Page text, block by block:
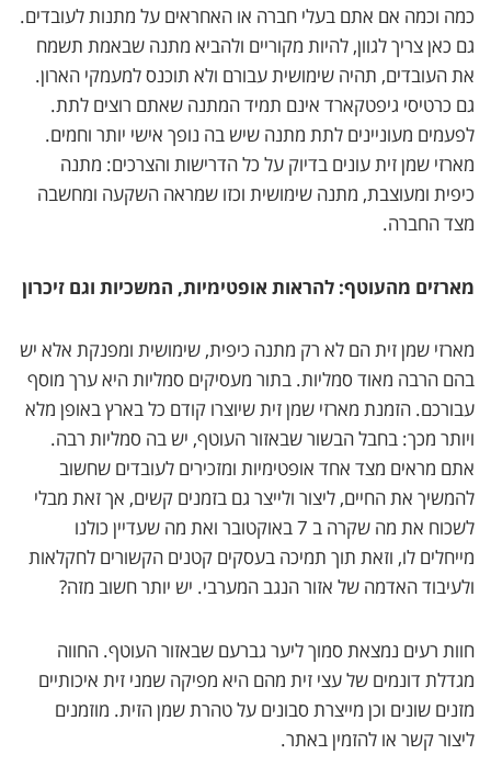
כמה וכמה אם אתם בעלי חברה או האחראים על מתנות לעובדים.
גם כאן צריך לגוון, להיות מקוריים ולהביא מתנה שבאמת תשמח
את העובדים, תהיה שימושית עבורם ולא תוכנס למעמקי הארון.
גם כרטיסי גיפטקארד אינם תמיד המתנה שאתם רוצים לתת.
לפעמים מעוניינים לתת מתנה שיש בה נופך אישי יותר וחמים.
מארזי שמן זית עונים בדיוק על כל הדרישות והצרכים: מתנה
כיפית ומעוצבת, מתנה שימושית וכזו שמראה השקעה ומחשבה
מצד החברה.
מארזים מהעוטף: להראות אופטימיות, המשכיות וגם זיכרון
מארזי שמן זית הם לא רק מתנה כיפית, שימושית ומפנקת אלא יש
בהם הרבה מאוד סמליות. בתור מעסיקים סמליות היא ערך מוסף
עבורכם. הזמנת מארזי שמן זית שיוצרו קודם כל בארץ באופן מלא
ויותר מכך: בחבל הבשור שבאזור העוטף, יש בה סמליות רבה.
אתם מראים מצד אחד אופטימיות ומזכירים לעובדים שחשוב
להמשיך את החיים, ליצור ולייצר גם בזמנים קשים, אך זאת מבלי
לשכוח את מה שקרה ב 7 באוקטובר ואת מה שעדיין כולנו
מייחלים לו, וזאת תוך תמיכה בעסקים קטנים הקשורים לחקלאות
ולעיבוד האדמה של אזור הנגב המערבי. יש יותר חשוב מזה?
חוות רעים נמצאת סמוך ליער גברעם שבאזור העוטף. החווה
מגדלת דונמים של עצי זית מהם היא מפיקה שמני זית איכותיים
מזנים שונים וכן מייצרת סבונים על טהרת שמן הזית. מוזמנים
ליצור קשר או להזמין באתר.